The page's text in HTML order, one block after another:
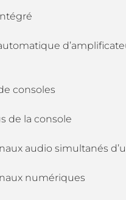
consoles
de la console
audio simultanés
numériques